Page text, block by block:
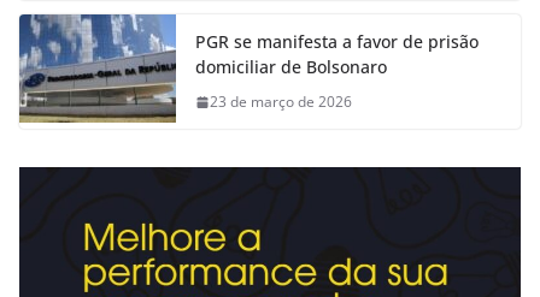
PGR se manifesta a favor de prisão
domiciliar de Bolsonaro
23 de março de 2026